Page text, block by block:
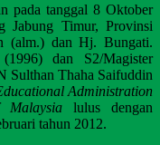
pada tanggal 8 Oktober
Jabung Timur, Provinsi
(alm.) dan Hj. Bungati.
dan S2/Magister
Sulthan Thaha Saifuddin
Administration
Malaysia lulus dengan
tahun 2012.